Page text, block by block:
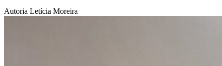
Autoria Letícia Moreira